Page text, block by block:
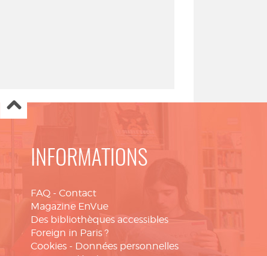
INFORMATIONS
FAQ - Contact
Magazine EnVue
Des bibliothèques accessibles
Foreign in Paris ?
Cookies - Données personnelles